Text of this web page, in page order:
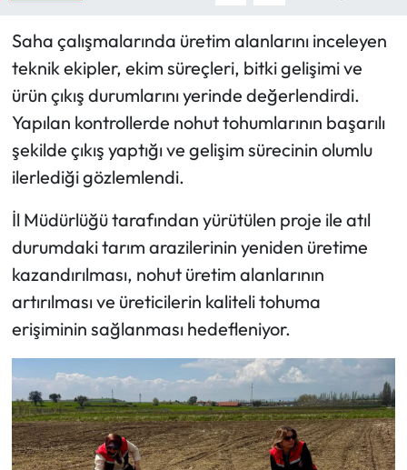
Saha çalışmalarında üretim alanlarını inceleyen
teknik ekipler, ekim süreçleri, bitki gelişimi ve
ürün çıkış durumlarını yerinde değerlendirdi.
Yapılan kontrollerde nohut tohumlarının başarılı
şekilde çıkış yaptığı ve gelişim sürecinin olumlu
ilerlediği gözlemlendi.
İl Müdürlüğü tarafından yürütülen proje ile atıl
durumdaki tarım arazilerinin yeniden üretime
kazandırılması, nohut üretim alanlarının
artırılması ve üreticilerin kaliteli tohuma
erişiminin sağlanması hedefleniyor.
Laçin Haberleri
Magazin
Mecitözü Haberleri
Oğuzlar Haberleri
Ortaköy Haberleri
Osmancık Haberleri
Resmi İlan
Resmi Reklam